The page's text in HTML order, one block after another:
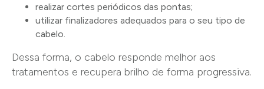
realizar cortes periódicos das pontas;
utilizar finalizadores adequados para o seu tipo de
cabelo.
Dessa forma, o cabelo responde melhor aos
tratamentos e recupera brilho de forma progressiva.